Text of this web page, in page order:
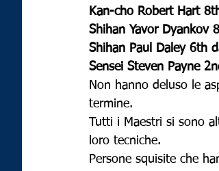
Kan-cho Robert Hart
Shihan Yavor Dyankov
Shihan Paul Daley 6th
Sensei Steven Payne
Non hanno deluso le
termine.
Tutti i Maestri si sono
loro tecniche.
Persone squisite che